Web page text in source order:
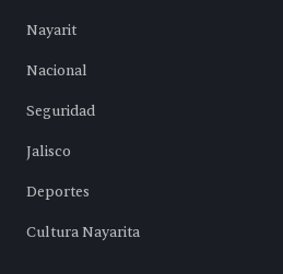
Nayarit
Nacional
Seguridad
Jalisco
Deportes
Cultura Nayarita